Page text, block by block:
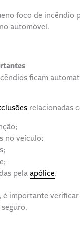
foco de incêndio
automóvel.
ficam
relacionadas
no veículo;
pelaapólice.
é importante